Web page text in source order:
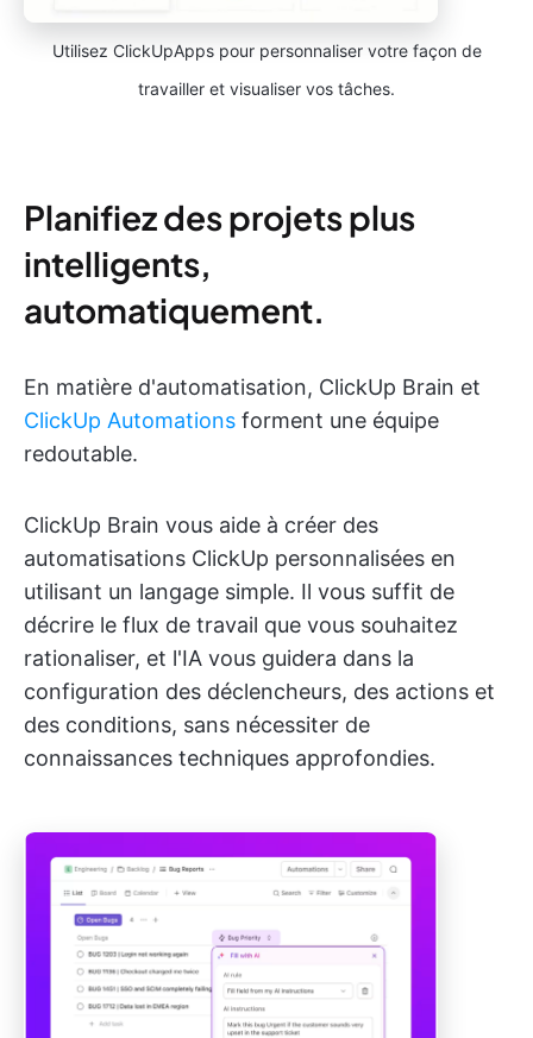
Utilisez ClickUpApps pour personnaliser votre façon de
travailler et visualiser vos tâches.
Planifiez des projets plus
intelligents,
automatiquement.
En matière d'automatisation, ClickUp Brain et
ClickUp Automations forment une équipe
redoutable.
ClickUp Brain vous aide à créer des
automatisations ClickUp personnalisées en
utilisant un langage simple. Il vous suffit de
décrire le flux de travail que vous souhaitez
rationaliser, et l'IA vous guidera dans la
configuration des déclencheurs, des actions et
des conditions, sans nécessiter de
connaissances techniques approfondies.